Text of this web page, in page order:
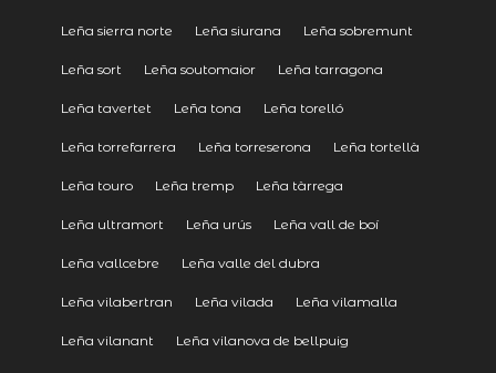
Leña sierra norte Leña siurana Leña sobremunt
Leña sort Leña soutomaior Leña tarragona
Leña tavertet Leña tona Leña torelló
Leña torrefarrera Leña torreserona Leña tortellà
Leña touro Leña tremp Leña tàrrega
Leña ultramort Leña urús Leña vall de boí
Leña vallcebre Leña valle del dubra
Leña vilabertran Leña vilada Leña vilamalla
Leña vilanant Leña vilanova de bellpuig